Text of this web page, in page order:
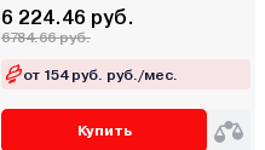
6 224.46 руб.
6784.66 руб.
от 154 руб. руб./мес.
Купить